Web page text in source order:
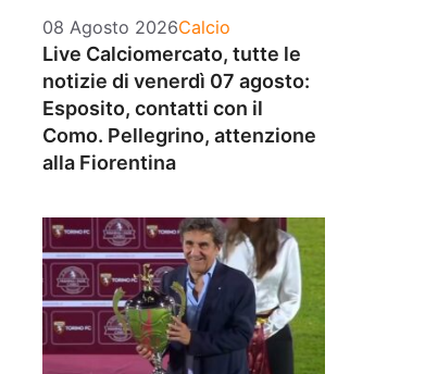
08 Agosto 2026Categorie
Calcio
Live Calciomercato, tutte le
notizie di venerdì 07 agosto:
Esposito, contatti con il
Como. Pellegrino, attenzione
alla Fiorentina